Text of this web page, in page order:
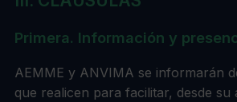
Primera. Información y
AEMME y ANVIMA se informarán
que realicen para facilitar, desde su